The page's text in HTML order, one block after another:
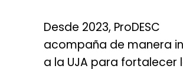
Desde 2023, ProDESC
acompaña de manera
a la UJA para fortalecer